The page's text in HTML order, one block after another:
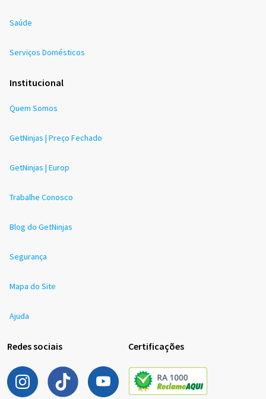
Saúde
Serviços Domésticos
Institucional
Quem Somos
GetNinjas | Preço Fechado
GetNinjas | Europ
Trabalhe Conosco
Blog do GetNinjas
Segurança
Mapa do Site
Ajuda
Redes sociais Certificações